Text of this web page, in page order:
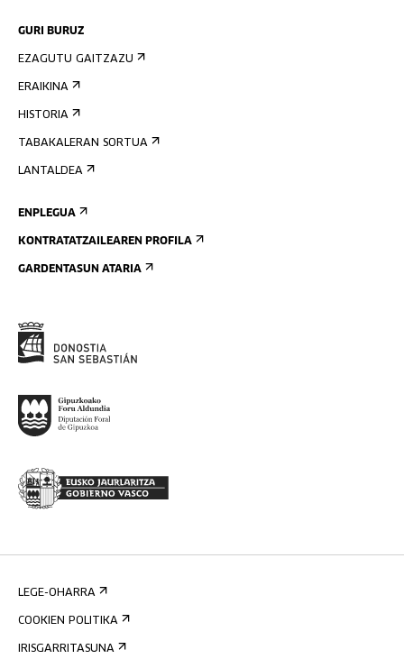
GURI BURUZ
EZAGUTU GAITZAZU
ERAIKINA
HISTORIA
TABAKALERAN SORTUA
LANTALDEA
ENPLEGUA
KONTRATATZAILEAREN PROFILA
GARDENTASUN ATARIA
LEGE-OHARRA
COOKIEN POLITIKA
IRISGARRITASUNA